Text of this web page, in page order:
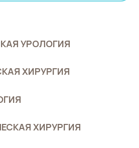
УРОЛОГИЯ
ХИРУРГИЯ
ХИРУРГИЯ